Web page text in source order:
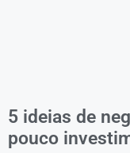
5 ideias de
pouco